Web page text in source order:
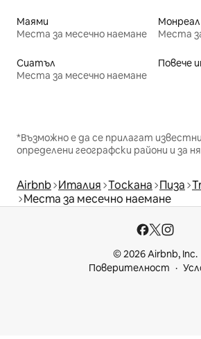
Маями
Места за месечно наемане
Монреал
Места
Сиатъл
Места за месечно наемане
Повече
*Възможно е да се прилагат
определени географски райони и за
Airbnb Италия Тоскана Пиза
Места за месечно наемане
© 2026 Airbnb, Inc.
Поверителност